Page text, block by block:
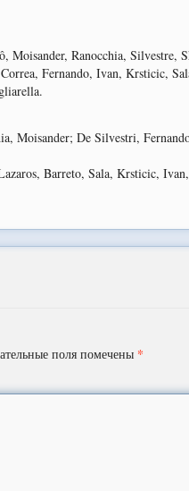
Moisander, Ranocchia, Silvestre,
Fernando, Ivan, Krsticic,
Moisander; De Silvestri,
Barreto, Sala, Krsticic,
поля помечены *